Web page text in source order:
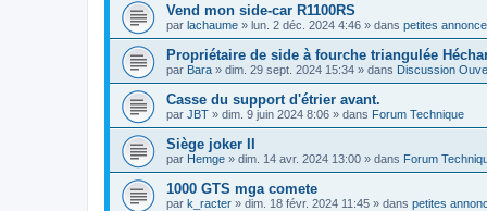
Vend mon side-car R1100RS
par lachaume » lun. 2 déc. 2024 4:46 » dans petites
Propriétaire de side à fourche triangulée
par Bara » dim. 29 sept. 2024 15:34 » dans Discussion
Casse du support d'étrier avant.
par JBT » dim. 9 juin 2024 8:06 » dans Forum Technique
Siège joker II
par Hemge » dim. 14 avr. 2024 13:00 » dans Forum
1000 GTS mga comete
par k_racter » dim. 18 févr. 2024 11:45 » dans petites